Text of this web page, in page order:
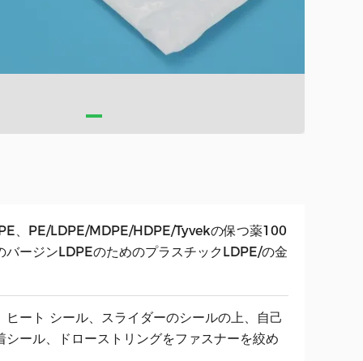
、PE/LDPE/MDPE/HDPE/Tyvekの保つ薬100
バージンLDPEのためのプラスチックLDPE/の金
ヒート シール、スライダーのシールの上、自己
シール、ドローストリングをファスナーを絞め